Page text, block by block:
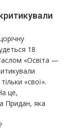
18
«Освіта —
«свої».
це,
Придан, яка